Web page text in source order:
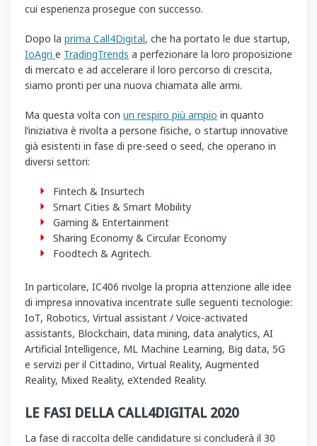
cui esperienza prosegue con successo.
Dopo la prima Call4Digital, che ha portato le due startup,
IoAgri e TradingTrends a perfezionare la loro proposizione
di mercato e ad accelerare il loro percorso di crescita,
siamo pronti per una nuova chiamata alle armi.
Ma questa volta con un respiro più ampio in quanto
l’iniziativa è rivolta a persone fisiche, o startup innovative
già esistenti in fase di pre-seed o seed, che operano in
diversi settori:
Fintech & Insurtech
Smart Cities & Smart Mobility
Gaming & Entertainment
Sharing Economy & Circular Economy
Foodtech & Agritech.
In particolare, IC406 rivolge la propria attenzione alle idee
di impresa innovativa incentrate sulle seguenti tecnologie:
IoT, Robotics, Virtual assistant / Voice-activated
assistants, Blockchain, data mining, data analytics, AI
Artificial Intelligence, ML Machine Learning, Big data, 5G
e servizi per il Cittadino, Virtual Reality, Augmented
Reality, Mixed Reality, eXtended Reality.
LE FASI DELLA CALL4DIGITAL 2020
La fase di raccolta delle candidature si concluderà il 30